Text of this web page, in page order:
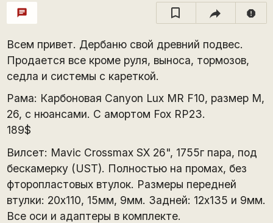
chat report
Всем привет. Дербаню свой древний подвес.
Продается все кроме руля, выноса, тормозов,
седла и системы с кареткой.
Рама: Карбоновая Canyon Lux MR F10, размер M,
26, с нюансами. С амортом Fox RP23.
189$
Вилсет: Mavic Crossmax SX 26", 1755г пара, под
бескамерку (UST). Полностью на промах, без
фторопластовых втулок. Размеры передней
втулки: 20x110, 15мм, 9мм. Задней: 12x135 и 9мм.
Все оси и адаптеры в комплекте.